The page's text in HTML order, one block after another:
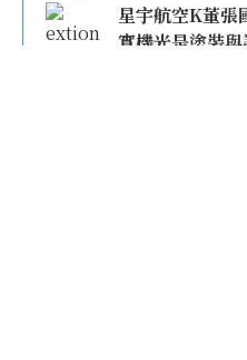
星宇航空K董張
實機光是塗裝